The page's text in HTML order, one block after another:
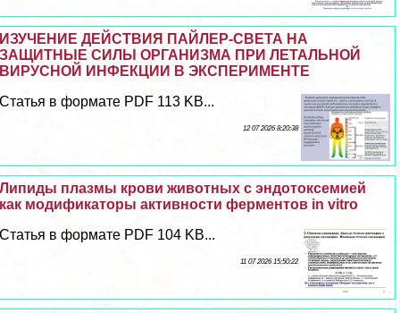
ИЗУЧЕНИЕ ДЕЙСТВИЯ ПАЙЛЕР-СВЕТА НА
ЗАЩИТНЫЕ СИЛЫ ОРГАНИЗМА ПРИ ЛЕТАЛЬНОЙ
ВИРУСНОЙ ИНФЕКЦИИ В ЭКСПЕРИМЕНТЕ
Статья в формате PDF 113 KB...
12 07 2026 8:20:38
Липиды плазмы крови животных с эндотоксемией
как модификаторы активности ферментов in vitro
Статья в формате PDF 104 KB...
11 07 2026 15:50:22